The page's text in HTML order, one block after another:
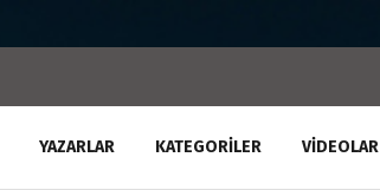
YAZARLAR KATEGORILER VIDEOLAR